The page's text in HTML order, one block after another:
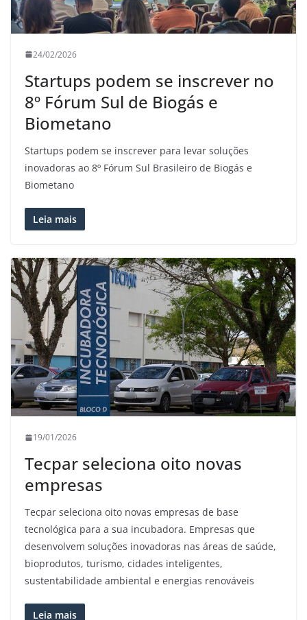
24/02/2026
Startups podem se inscrever no
8º Fórum Sul de Biogás e
Biometano
Startups podem se inscrever para levar soluções
inovadoras ao 8º Fórum Sul Brasileiro de Biogás e
Biometano
Leia mais
19/01/2026
Tecpar seleciona oito novas
empresas
Tecpar seleciona oito novas empresas de base
tecnológica para a sua incubadora. Empresas que
desenvolvem soluções inovadoras nas áreas de saúde,
bioprodutos, turismo, cidades inteligentes,
sustentabilidade ambiental e energias renováveis
Leia mais